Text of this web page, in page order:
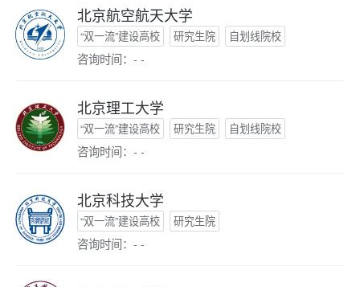
北京航空航天大学
“双一流”建设高校 研究生院 自划线院校
咨询时间：- -
北京理工大学
“双一流”建设高校 研究生院 自划线院校
咨询时间：- -
北京科技大学
“双一流”建设高校 研究生院
咨询时间：- -